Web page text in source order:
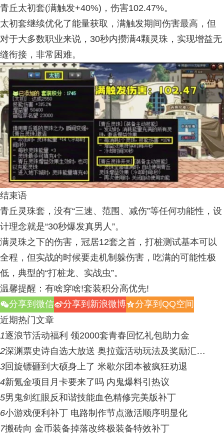
青丘太初套(满触发+40%)，伤害102.47%。
太初套继续优化了能量获取，满触发期间伤害最高，但
对于大多数职业来说，30秒内攒满4颗灵珠，实现增益无
缝衔接，非常困难。
结束语
青丘灵珠套，没有“三速、范围、减伤”等任何功能性，设
计理念就是“30秒爆发真男人”。
满灵珠之下的伤害，冠居12套之首，打桩测试基本可以
全程，但实战的时候要走机制躲伤害，吃满的可能性极
低，典型的“打桩龙、实战虫”。
温馨提醒：有啥穿啥!套装积分高优先!
w分享到微信t分享到新浪微博z分享到QQ空间
近期热门文章
1逐浪节活动福利 领2000套青春回忆礼包助力金
2深渊票史诗自选大放送 奥拉蔻活动玩法及奖励汇…
3回旋镖砸到大硕身上了 米歇尔团本被疯狂劝退
4新氪金项目月卡要来了吗 内鬼爆料引热议
5男鬼剑红眼反和谐技能血色精修完美版补丁
6小游戏便利补丁 电路制作节点激活顺序明显化
7搬砖向 金币装备掉落改终极装备特效补丁